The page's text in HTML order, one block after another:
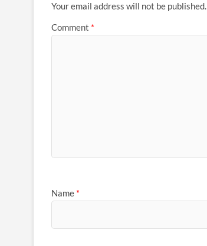
Your email address will not be published.
Comment *
Name *